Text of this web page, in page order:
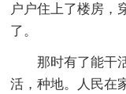
户户住上了楼房，
了。
那时有了能干
活，种地。人民在